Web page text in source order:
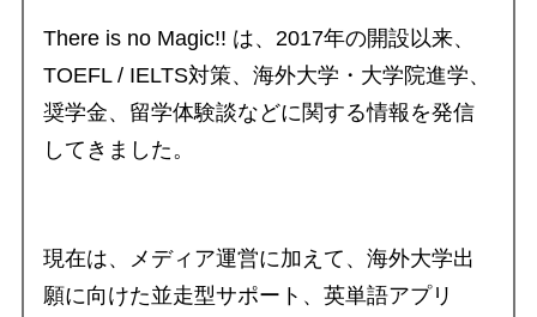
There is no Magic!! は、2017年の開設以来、
TOEFL / IELTS対策、海外大学・大学院進学、
奨学金、留学体験談などに関する情報を発信
してきました。
現在は、メディア運営に加えて、海外大学出
願に向けた並走型サポート、英単語アプリ